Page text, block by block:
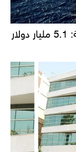
قفزة في صادرات الصناعات الغذائية: 5.1 مليار دولار